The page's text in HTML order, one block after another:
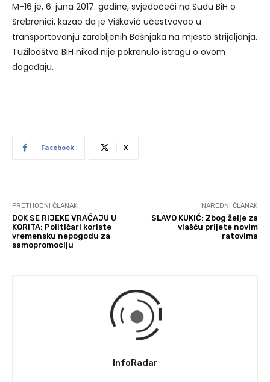
M-16 je, 6. juna 2017. godine, svjedočeći na Sudu BiH o
Srebrenici, kazao da je Višković učestvovao u
transportovanju zarobljenih Bošnjaka na mjesto strijeljanja.
Tužiloaštvo BiH nikad nije pokrenulo istragu o ovom
događaju.
Facebook X
PRETHODNI ČLANAK
DOK SE RIJEKE VRAĆAJU U
KORITA: Političari koriste
vremensku nepogodu za
samopromociju
NAREDNI ČLANAK
SLAVO KUKIĆ: Zbog želje za
vlašću prijete novim
ratovima
InfoRadar